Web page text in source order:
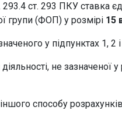
ст. 293 ПКУ ставка
групи (ФОП) у розмірі 15
у підпунктах 1, 2
не зазначеної у
способу